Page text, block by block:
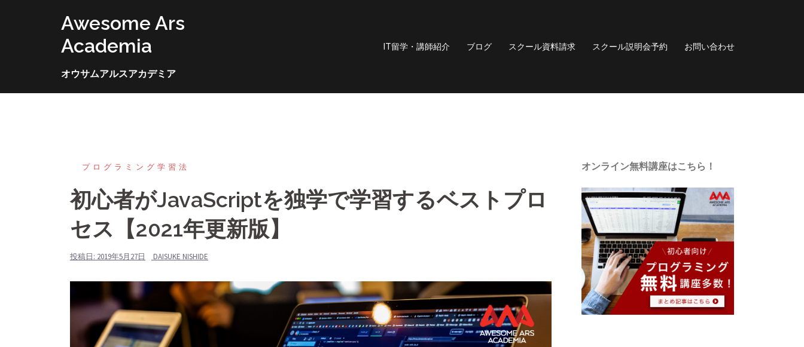
Awesome Ars
Academia
オウサムアルスアカデミア
IT留学・講師紹介 ブログ スクール資料請求 スクール説明会予約 お問い合わせ
プログラミング学習法
初心者がJavaScriptを独学で学習するベストプロ
セス【2021年更新版】
投稿日: 2019年5月27日 DAISUKE NISHIDE
オンライン無料講座はこちら！